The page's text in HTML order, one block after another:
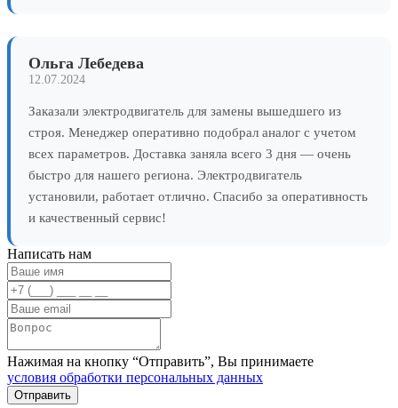
Ольга Лебедева
12.07.2024
Заказали электродвигатель для замены вышедшего из
строя. Менеджер оперативно подобрал аналог с учетом
всех параметров. Доставка заняла всего 3 дня — очень
быстро для нашего региона. Электродвигатель
установили, работает отлично. Спасибо за оперативность
и качественный сервис!
Написать нам
Нажимая на кнопку “Отправить”, Вы принимаете
условия обработки персональных данных